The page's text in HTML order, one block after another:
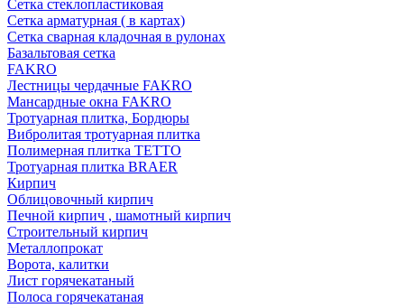
Сетка стеклопластиковая
Сетка арматурная ( в картах)
Сетка сварная кладочная в рулонах
Базальтовая сетка
FAKRO
Лестницы чердачные FAKRO
Мансардные окна FAKRO
Тротуарная плитка, Бордюры
Вибролитая тротуарная плитка
Полимерная плитка TETTO
Тротуарная плитка BRAER
Кирпич
Облицовочный кирпич
Печной кирпич , шамотный кирпич
Строительный кирпич
Металлопрокат
Ворота, калитки
Лист горячекатаный
Полоса горячекатаная